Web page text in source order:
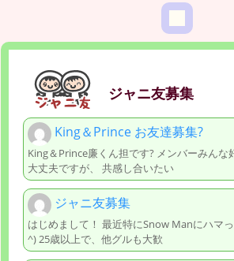
ジャニ友募集
King＆Prince お友達募集?
King＆Prince廉くん担です? メンバーみんな
大丈夫ですが、 共感し合いたい
ジャニ友募集
はじめまして！ 最近特にSnow Manにハマ
^) 25歳以上で、他グルも大歓